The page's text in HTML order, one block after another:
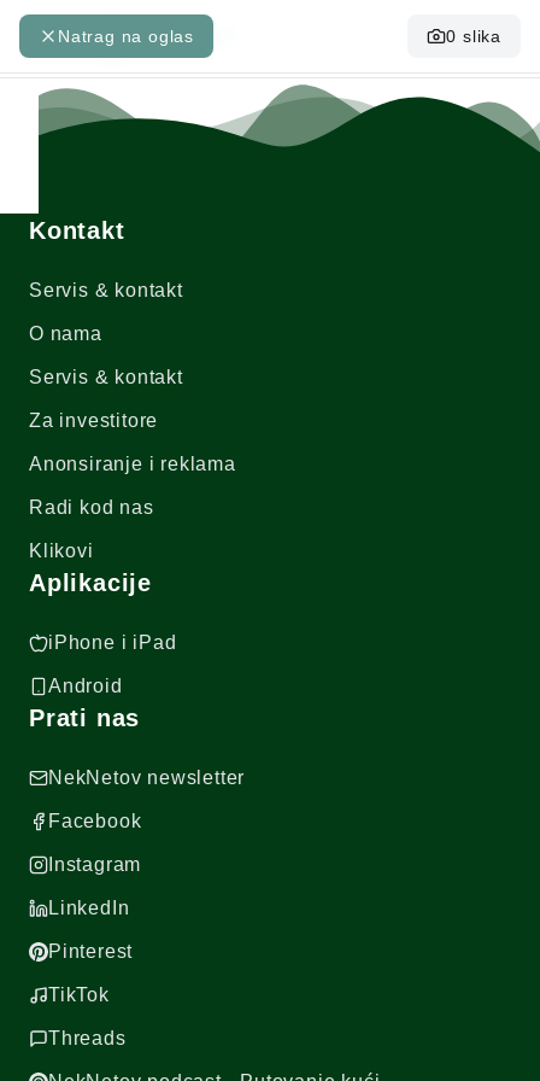
Toggle Menu
Natrag na oglas 0 slika
Kontakt
Servis & kontakt
O nama
Servis & kontakt
Za investitore
Anonsiranje i reklama
Radi kod nas
Klikovi
Aplikacije
iPhone i iPad
Android
Prati nas
NekNetov newsletter
Facebook
Instagram
LinkedIn
Pinterest
TikTok
Threads